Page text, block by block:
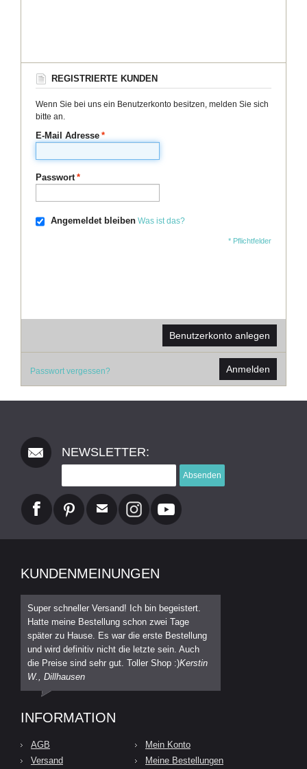
REGISTRIERTE KUNDEN
Wenn Sie bei uns ein Benutzerkonto besitzen, melden Sie sich
bitte an.
*
E-Mail Adresse
*
Passwort
Angemeldet bleiben Was ist das?
* Pflichtfelder
Benutzerkonto anlegen
Passwort vergessen? Anmelden
NEWSLETTER:
Absenden
KUNDENMEINUNGEN
Super schneller Versand! Ich bin begeistert.
Hatte meine Bestellung schon zwei Tage
später zu Hause. Es war die erste Bestellung
und wird definitiv nicht die letzte sein. Auch
die Preise sind sehr gut. Toller Shop :)Kerstin
W., Dillhausen
INFORMATION
AGB
Versand
Mein Konto
Meine Bestellungen